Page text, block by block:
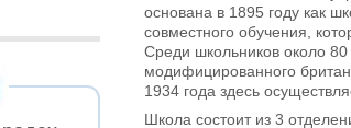
основана в 1895 году как
совместного обучения,
Среди школьников около
модифицированного
1934 года здесь
Школа состоит из 3